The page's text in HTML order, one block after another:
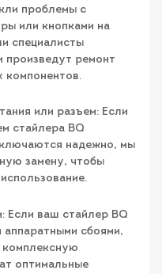
проблемы с
или кнопками на
специалисты
произведут ремонт
компонентов.
или разъем: Если
стайлера BQ
надежно, мы
замену, чтобы
Если ваш стайлер BQ
аппаратными сбоями,
комплексную
оптимальные